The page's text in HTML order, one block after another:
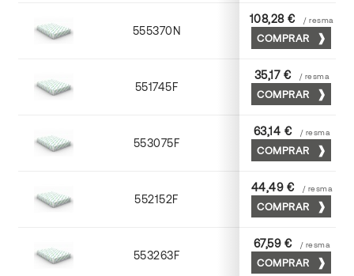
555370N 70 x 100
108,28 € / resma
COMPRAR
551745F 45 x 64
35,17 € / resma
COMPRAR
553075F 75 x 53
63,14 € / resma
COMPRAR
552152F 52 x 70
44,49 € / resma
COMPRAR
553263F 63 x 88
67,59 € / resma
COMPRAR